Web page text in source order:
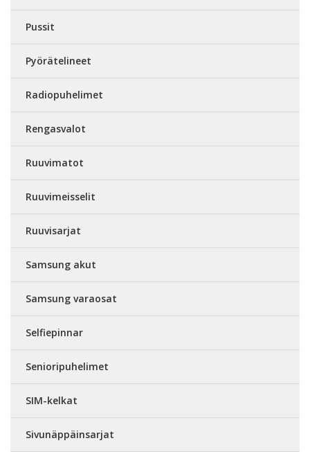
Pussit
Pyörätelineet
Radiopuhelimet
Rengasvalot
Ruuvimatot
Ruuvimeisselit
Ruuvisarjat
Samsung akut
Samsung varaosat
Selfiepinnar
Senioripuhelimet
SIM-kelkat
Sivunäppäinsarjat